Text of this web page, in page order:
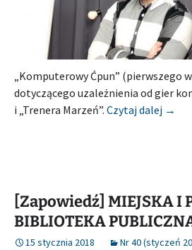
„Komputerowy Ćpun” (pierwszego
dotyczącego uzależnienia od gier
i „Trenera Marzeń”. Czytaj dalej →
[Zapowiedź] MIEJSKA I
BIBLIOTEKA
15 stycznia 2018 Nr 40 (styczeń